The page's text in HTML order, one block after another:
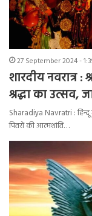
27 September 2024 -
शारदीय नवरात्र :
श्रद्धा का उत्सव,
Sharadiya Navratri : हिन्दू
पितरों की आत्मशांति…